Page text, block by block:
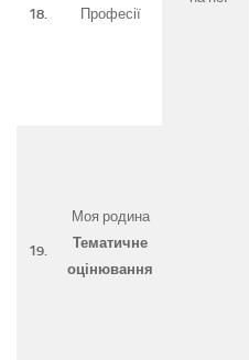
18. Професії
19.
Моя родина
Тематичне
оцінювання